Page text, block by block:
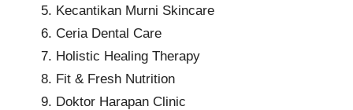
Kecantikan Murni Skincare
Ceria Dental Care
Holistic Healing Therapy
Fit & Fresh Nutrition
Doktor Harapan Clinic